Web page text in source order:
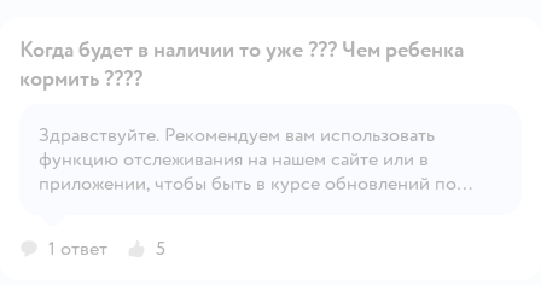
Открыть вопрос
Когда будет в наличии то уже ??? Чем ребенка
кормить ????
Здравствуйте. Рекомендуем вам использовать
функцию отслеживания на нашем сайте или в
приложении, чтобы быть в курсе обновлений по
1 ответ
5